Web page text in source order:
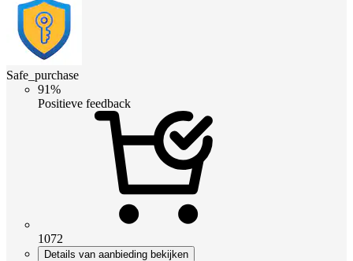
Safe_purchase
91%
Positieve feedback
1072
Details van aanbieding bekijken